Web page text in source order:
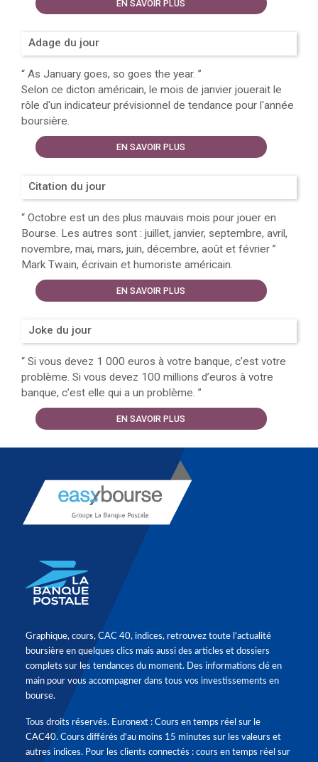
EN SAVOIR PLUS
Adage du jour
“ As January goes, so goes the year. ”
Selon ce dicton américain, le mois de janvier jouerait le
rôle d'un indicateur prévisionnel de tendance pour l'année
boursière.
EN SAVOIR PLUS
Citation du jour
“ Octobre est un des plus mauvais mois pour jouer en
Bourse. Les autres sont : juillet, janvier, septembre, avril,
novembre, mai, mars, juin, décembre, août et février ”
Mark Twain, écrivain et humoriste américain.
EN SAVOIR PLUS
Joke du jour
“ Si vous devez 1 000 euros à votre banque, c’est votre
problème. Si vous devez 100 millions d’euros à votre
banque, c’est elle qui a un problème. ”
EN SAVOIR PLUS
Graphique, cours, CAC 40, indices, retrouvez toute l'actualité
boursière en quelques clics mais aussi des articles et dossiers
complets sur les tendances du moment. Des informations clé en
main pour vous accompagner dans tous vos investissements en
bourse.
Tous droits réservés. Euronext : Cours en temps réel sur le
CAC40. Cours différés d'au moins 15 minutes sur les valeurs et
autres indices. Pour les clients connectés : cours en temps réel sur